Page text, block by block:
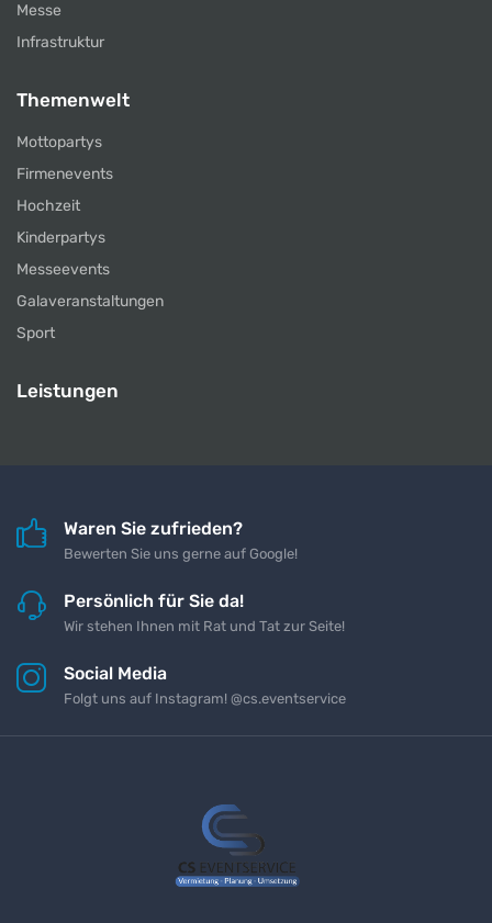
Messe
Infrastruktur
Themenwelt
Mottopartys
Firmenevents
Hochzeit
Kinderpartys
Messeevents
Galaveranstaltungen
Sport
Leistungen
Waren Sie zufrieden?
Bewerten Sie uns gerne auf Google!
Persönlich für Sie da!
Wir stehen Ihnen mit Rat und Tat zur Seite!
Social Media
Folgt uns auf Instagram! @cs.eventservice